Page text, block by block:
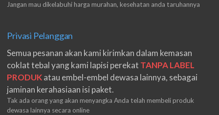
Jangan mau dikelabuhi harga murahan, kesehatan anda taruhannya
Privasi Pelanggan
Semua pesanan akan kami kirimkan dalam kemasan
coklat tebal yang kami lapisi perekat TANPA LABEL
PRODUKatau embel-embel dewasa lainnya, sebagai
jaminan kerahasiaan isi paket.
Tak ada orang yang akan menyangka Anda telah membeli produk
dewasa lainnya secara online